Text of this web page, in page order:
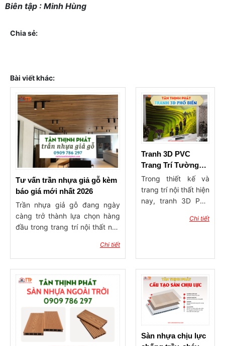
Biên tập : Minh Hùng
Chia sẻ:
Bài viết khác:
Tư vấn trần nhựa giả gỗ kèm
báo giá mới nhất 2026
Trần nhựa giả gỗ đang ngày
càng trở thành lựa chọn hàng
đầu trong trang trí nội thất nhờ
tính thẩm mỹ và công năng.
Sản phẩm này mang lại cảm
giác gần gũi và ấm cúng, như
gỗ tự nhiên nhưng lại không
kém phần hiện đại. Với khả
năng chống ẩm, chống mối
mọt, và dễ dàng bảo trì, trần
nhựa giả gỗ không chỉ là giải
pháp tiết kiệm chi phí mà còn
Chi tiết
Tranh 3D PVC
Trang Trí Tường
Tại Bà Rịa – Vũng
Tàu
Trong thiết kế và
trang trí nội thất hiện
nay, tranh 3D PVC
Tàu đang dần trở
hàng và văn phòng
lựa chọn. Nhờ hiệu
ứng hình ảnh sống
động và khả năng
tạo chiều sâu cho
không gian, tranh
3D không chỉ giúp
Chi tiết
Sàn nhựa chịu lực